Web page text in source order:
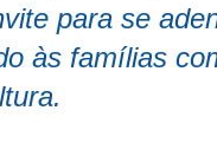
para se
às famílias